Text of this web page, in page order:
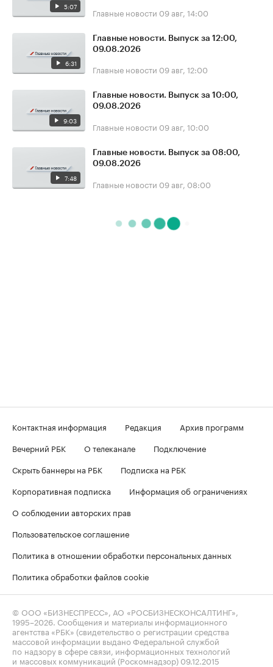
5:07 Главные новости 09 авг, 14:00
6:31
Главные новости. Выпуск за 12:00,
09.08.2026
Главные новости 09 авг, 12:00
9:03
Главные новости. Выпуск за 10:00,
09.08.2026
Главные новости 09 авг, 10:00
7:48
Главные новости. Выпуск за 08:00,
09.08.2026
Главные новости 09 авг, 08:00
Контактная информация Редакция
Архив программ
Вечерний РБК
О телеканале
Подключение
Скрыть баннеры на РБК
Подписка на РБК
Корпоративная подписка
Информация об ограничениях
О соблюдении авторских прав
Пользовательское соглашение
Политика в отношении обработки персональных данных
Политика обработки файлов cookie
© ООО «БИЗНЕСПРЕСС», АО «РОСБИЗНЕСКОНСАЛТИНГ»,
1995–2026 . Сообщения и материалы информационного
агентства «РБК» (свидетельство о регистрации средства
массовой информации выдано Федеральной службой
по надзору в сфере связи, информационных технологий
и массовых коммуникаций (Роскомнадзор) 09.12.2015